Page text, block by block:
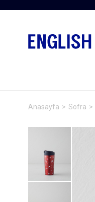
Anasayfa Sofra